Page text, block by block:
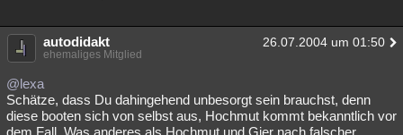
autodidakt 26.07.2004 um 01:50
ehemaliges Mitglied
@lexa
Schätze, dass Du dahingehend unbesorgt sein brauchst, denn
diese booten sich von selbst aus, Hochmut kommt bekanntlich vor
dem Fall. Was anderes als Hochmut und Gier nach falscher